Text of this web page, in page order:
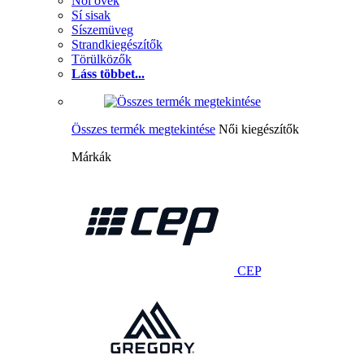
Sí sisak
Síszemüveg
Strandkiegészítők
Törülközők
Láss többet...
Összes termék megtekintése Női kiegészítők
Márkák
CEP